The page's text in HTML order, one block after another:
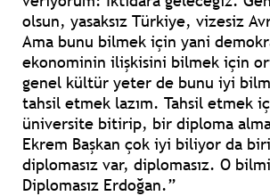
olsun, yasaksız Türkiye, vizesiz
Ama bunu bilmek için yani
ekonominin ilişkisini bilmek için
genel kültür yeter de bunu iyi
tahsil etmek lazım. Tahsil etmek
üniversite bitirip, bir diploma
Ekrem Başkan çok iyi biliyor da
diplomasız var, diplomasız. O
Diplomasız Erdoğan.”